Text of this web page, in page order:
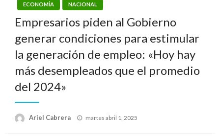
ECONOMÍA NACIONAL
Empresarios piden al Gobierno
generar condiciones para estimular
la generación de empleo: «Hoy hay
más desempleados que el promedio
del 2024»
Ariel Cabrera
Publicado
martes abril 1, 2025